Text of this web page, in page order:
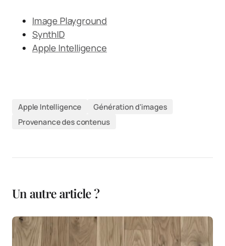
Image Playground
SynthID
Apple Intelligence
Apple Intelligence
Génération d'images
Provenance des contenus
Un autre article ?